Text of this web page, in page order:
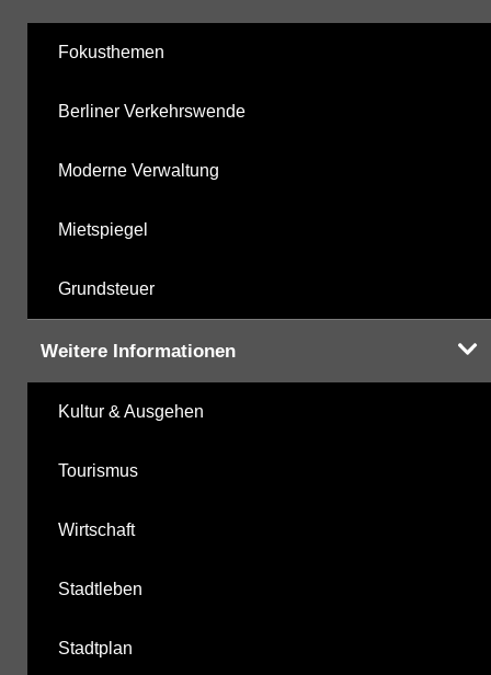
Fokusthemen
Berliner Verkehrswende
Moderne Verwaltung
Mietspiegel
Grundsteuer
Weitere Informationen
Kultur & Ausgehen
Tourismus
Wirtschaft
Stadtleben
Stadtplan